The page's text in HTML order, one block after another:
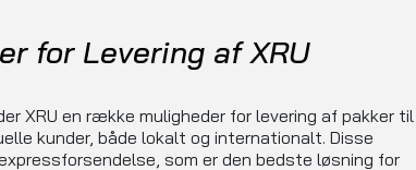
for Levering af XRU
XRU en række muligheder for levering af pakker til
kunder, både lokalt og internationalt. Disse
som er den bedste løsning for